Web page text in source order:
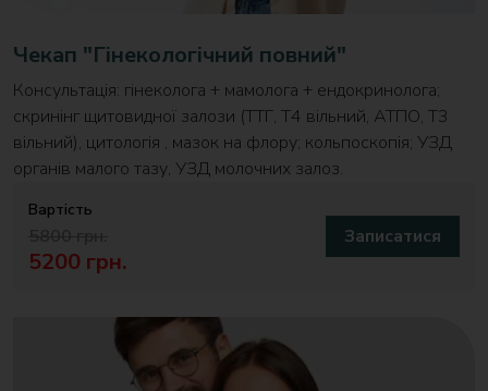
Чекап "Гінекологічний повний"
Консультація: гінеколога + мамолога + ендокринолога;
скринінг щитовидної залози (ТТГ, T4 вільний, АТПО, Т3
вільний), цитологія , мазок на флору; кольпоскопія; УЗД
органів малого тазу, УЗД молочних залоз.
Вартість
5200 грн.
Записатися